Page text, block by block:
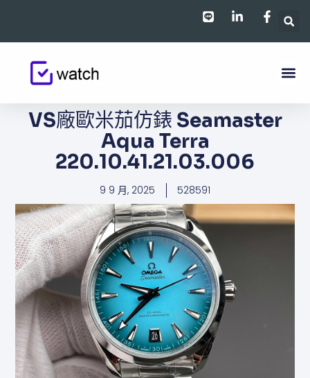
VS廠歐米茄仿錶 Seamaster
Aqua Terra
220.10.41.21.03.006
9 9 月, 2025 528591